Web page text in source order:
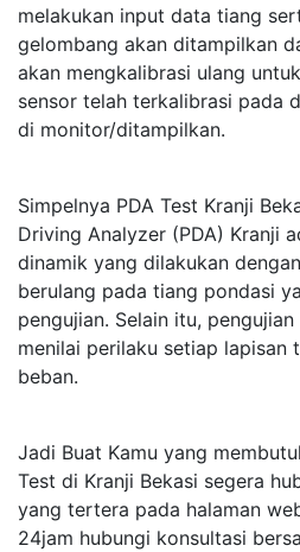
melakukan input data tiang
gelombang akan ditampilkan
akan mengkalibrasi ulang
sensor telah terkalibrasi pada
di monitor/ditampilkan.
Simpelnya PDA Test Kranji
Driving Analyzer (PDA) Kranji
dinamik yang dilakukan
berulang pada tiang pondasi
pengujian. Selain itu,
menilai perilaku setiap lapisan
beban.
Jadi Buat Kamu yang
Test di Kranji Bekasi segera
yang tertera pada halaman
24jam hubungi konsultasi